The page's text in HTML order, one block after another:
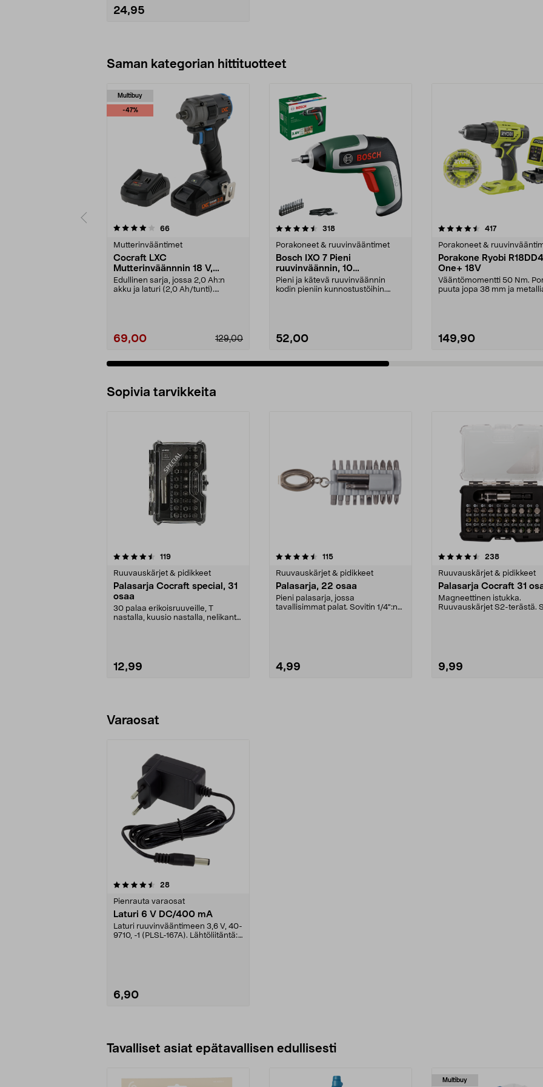
24,95
Saman kategorian hittituotteet
Multibuy
-47%
66arvostelut
Mutterinvääntimet
Cocraft LXC
Mutterinväännnin 18 V,
mukana akku, IW500-BL
Edullinen sarja, jossa 2,0 Ah:n
akku ja laturi (2,0 Ah/tunti).
69,00 129,00
4.5 viidestä
318arvostelut
Porakoneet & ruuvinvääntimet
Bosch IXO 7 Pieni
ruuvinväännin, 10
ruuvauskärkeä, ladattava
Pieni ja kätevä ruuvinväännin
kodin pieniin kunnostustöihin.
52,00
4.5 viidestä
417arvostelut
Porakoneet &
Porakone Ryobi R18DD4
One+ 18V
Vääntömomentti 50 Nm.
puuta jopa 38 mm ja
149,90
4.5 viidestä
Sopivia tarvikkeita
119arvostelut
Ruuvauskärjet & pidikkeet
Palasarja Cocraft special, 31
osaa
30 palaa erikoisruuveille, T
nastalla, kuusio nastalla, nelikanta,
12,99
4.5viidestä
115arvostelut
Ruuvauskärjet & pidikkeet
Palasarja, 22 osaa
Pieni palasarja, jossa
tavallisimmat palat. Sovitin 1/4":n
4,99
4.5viidestä
238arvostelut
Ruuvauskärjet & pidikkeet
Palasarja Cocraft 31
Magneettinen istukka.
Ruuvauskärjet S2-terästä.
9,99
Varaosat
28arvostelut
Pienrauta varaosat
Laturi 6 V DC/400 mA
Laturi ruuvinvääntimeen 3,6 V, 40-
9710, -1 (PLSL-167A). Lähtöliitäntä:
6,90
Tavalliset asiat epätavallisen edullisesti
Multibuy